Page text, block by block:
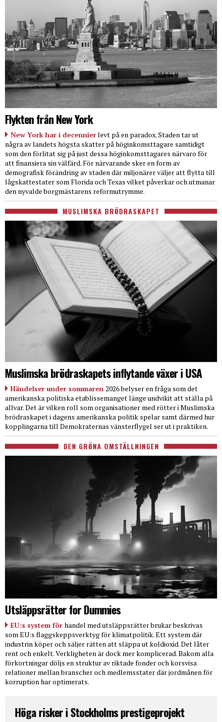
Flykten från New York
New York har i decennierlevt på en paradox. Staden tar ut
några av landets högsta skatter på höginkomsttagare samtidigt
som den förlitat sig på just dessa höginkomsttagares närvaro för
att finansiera sin välfärd. För närvarande sker en form av
demografisk förändring av staden där miljonärer väljer att flytta till
lågskattestater som Florida och Texas vilket påverkar och utmanar
den nyvalde borgmästarens reformutrymme.
MUSLIMSKA BRÖDRASKAPET
Muslimska brödraskapets inflytande växer i USA
Händelser under sommaren 2026 belyser en fråga som det
amerikanska politiska etablissemanget länge undvikit att ställa på
allvar. Det är vilken roll som organisationer med rötter i Muslimska
brödraskapet i dagens amerikanska politik spelar samt därmed hur
kopplingarna till Demokraternas vänsterflygel ser ut i praktiken.
DEN GRÖNA OMSTÄLLNINGEN
Utsläppsrätter for Dummies
EU:s system för handel med utsläppsrätter brukar beskrivas
som EU:s flaggskeppsverktyg för klimatpolitik. Ett system där
industrin köper och säljer rätten att släppa ut koldioxid. Det låter
rent och enkelt. Verkligheten är dock mer komplicerad. Bakom alla
förkortningar döljs en struktur av riktade fonder och korsvisa
relationer mellan branscher och medlemsstater där jordmånen för
korruption har optimerats.
Höga risker i Stockholms prestigeprojekt